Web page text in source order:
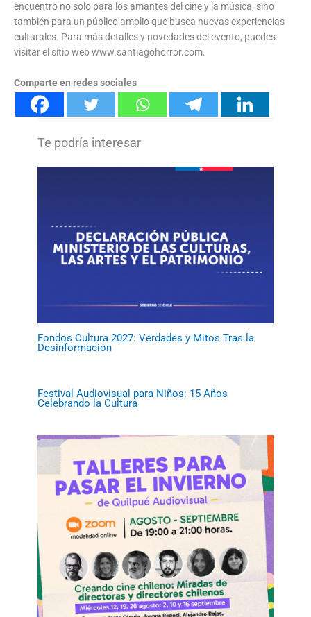
encuentro no solo para los amantes del cine y la música, sino
también para un público amplio que busca nuevas experiencias
culturales. Para más detalles y novedades del evento, puedes
visitar el sitio web www.santiagohorror.com.
Comparte en redes sociales
Fondos Cultura 2027: Verdades y Mitos Tras la
Desinformación
Festival Audiovisual para Niños: 15 Años
Celebrando la Cultura